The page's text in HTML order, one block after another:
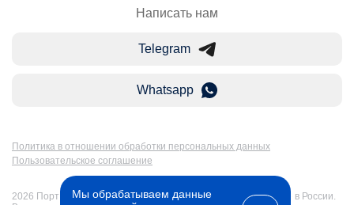
Написать нам
Telegram
Whatsapp
Политика в отношении обработки персональных данных
Пользовательское соглашение
2026 Портал Бакалавр-Магистр: дистанционное образование в России.
Мы обрабатываем данные